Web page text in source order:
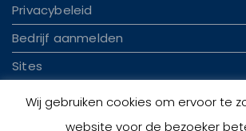
Privacybeleid
Bedrijf aanmelden
Sites
Wij gebruiken cookies om ervoor te
website voor de bezoeker